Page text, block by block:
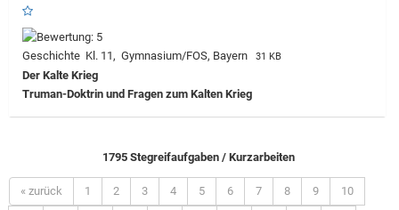
Geschichte Kl. 11, Gymnasium/FOS, Bayern 31 KB
Der Kalte Krieg
Truman-Doktrin und Fragen zum Kalten Krieg
1795 Stegreifaufgaben / Kurzarbeiten
« zurück 1 2 3 4 5 6 7 8 9 10